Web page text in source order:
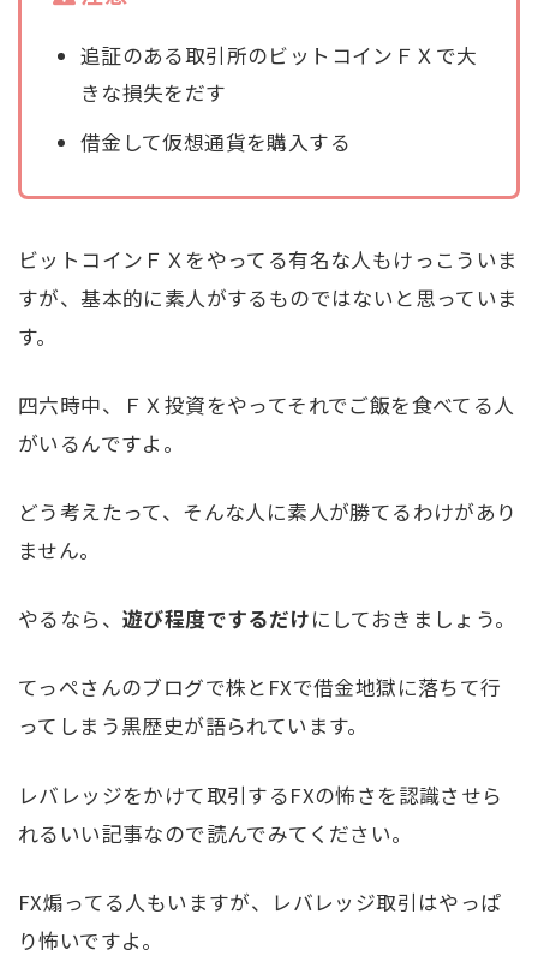
追証のある取引所のビットコインＦＸで大
きな損失をだす
借金して仮想通貨を購入する
ビットコインＦＸをやってる有名な人もけっこういま
すが、基本的に素人がするものではないと思っていま
す。
四六時中、ＦＸ投資をやってそれでご飯を食べてる人
がいるんですよ。
どう考えたって、そんな人に素人が勝てるわけがあり
ません。
やるなら、 遊び程度でするだけにしておきましょう。
てっぺさんのブログで株とFXで借金地獄に落ちて行
ってしまう黒歴史が語られています。
レバレッジをかけて取引するFXの怖さを認識させら
れるいい記事なので読んでみてください。
FX煽ってる人もいますが、レバレッジ取引はやっぱ
り怖いですよ。